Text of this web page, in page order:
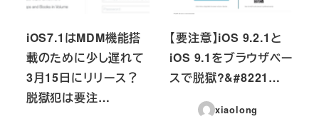
iOS7.1はMDM機能搭
載のために少し遅れて
3月15日にリリース？
脱獄犯は要注…
【要注意】iOS 9.2.1と
iOS 9.1をブラウザベー
スで脱獄?&#8221…
xiaolong